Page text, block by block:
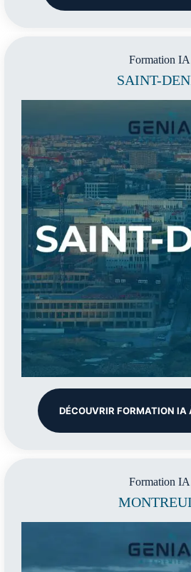
Formation IA
SAINT-
DÉCOUVRIR FORMATION
Formation IA